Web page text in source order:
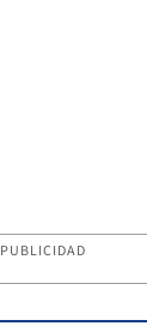
PUBLICIDAD